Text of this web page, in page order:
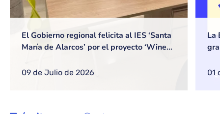
El Gobierno regional felicita al IES ‘Santa
María de Alarcos’ por el proyecto ‘Wine
próximo curso se publicará la
09 de Julio de 2026
La
01